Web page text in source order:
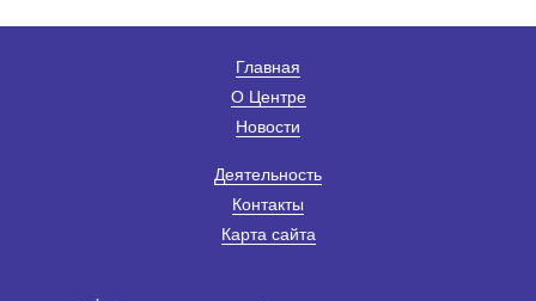
Главная
О Центре
Новости
Деятельность
Контакты
Карта сайта